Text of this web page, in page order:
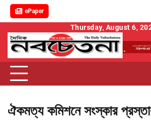
ePaper
content
Thursday, August 6,
ঐকমত্য কমিশনে সংস্কার